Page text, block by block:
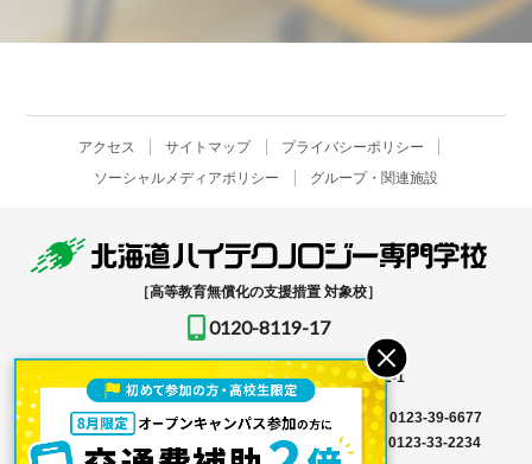
アクセス サイトマップ
プライバシーポリシー
ソーシャルメディアポリシー
グループ・関連施設
［高等教育無償化の支援措置 対象校］
0120-8119-17
〒061-1396北海道恵庭市恵み野北2-12-1
入学事務局はこちら → TEL0123-39-6666
FAX 0123-39-6677
その他はこちら →
0123-36-8119FAX 0123-33-2234